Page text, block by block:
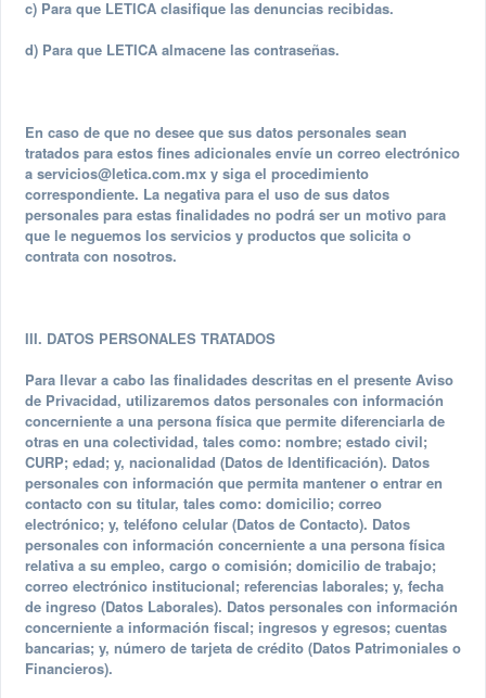
c) Para que LETICA clasifique las denuncias recibidas.
d) Para que LETICA almacene las contraseñas.
En caso de que no desee que sus datos personales sean
tratados para estos fines adicionales envíe un correo electrónico
a servicios@letica.com.mx y siga el procedimiento
correspondiente. La negativa para el uso de sus datos
personales para estas finalidades no podrá ser un motivo para
que le neguemos los servicios y productos que solicita o
contrata con nosotros.
III. DATOS PERSONALES TRATADOS
Para llevar a cabo las finalidades descritas en el presente Aviso
de Privacidad, utilizaremos datos personales con información
concerniente a una persona física que permite diferenciarla de
otras en una colectividad, tales como: nombre; estado civil;
CURP; edad; y, nacionalidad (Datos de Identificación). Datos
personales con información que permita mantener o entrar en
contacto con su titular, tales como: domicilio; correo
electrónico; y, teléfono celular (Datos de Contacto). Datos
personales con información concerniente a una persona física
relativa a su empleo, cargo o comisión; domicilio de trabajo;
correo electrónico institucional; referencias laborales; y, fecha
de ingreso (Datos Laborales). Datos personales con información
concerniente a información fiscal; ingresos y egresos; cuentas
bancarias; y, número de tarjeta de crédito (Datos Patrimoniales o
Financieros).